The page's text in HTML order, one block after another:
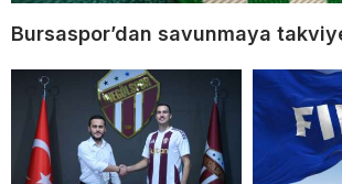
Bursaspor’dan savunmaya